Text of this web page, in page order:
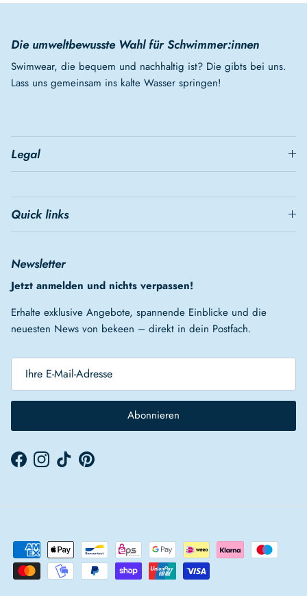
Die umweltbewusste Wahl für Schwimmer:innen
Swimwear, die bequem und nachhaltig ist? Die gibts bei uns.
Lass uns gemeinsam ins kalte Wasser springen!
Legal
Quick links
Newsletter
Jetzt anmelden und nichts verpassen!
Erhalte exklusive Angebote, spannende Einblicke und die
neuesten News von bekeen – direkt in dein Postfach.
Abonnieren
FacebookInstagram
TikTokPinterest